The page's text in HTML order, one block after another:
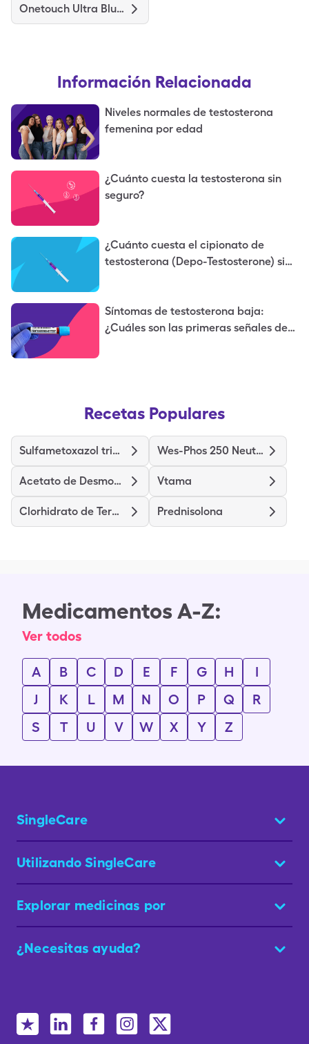
Onetouch Ultra Blue Test
Información Relacionada
Niveles normales de testosterona
femenina por edad
¿Cuánto cuesta la testosterona sin
seguro?
¿Cuánto cuesta el cipionato de
testosterona (Depo-Testosterone) sin
Síntomas de testosterona baja:
¿Cuáles son las primeras señales de
Recetas Populares
Sulfametoxazol trimetoprima Wes-Phos 250 Neutral
Acetato de Desmopresina Vtama
Clorhidrato de Terazosina Prednisolona
Medicamentos A-Z:
Ver todos
A B C D E F G H
I
J
K L M N O P Q
R
S
T U V W X Y Z
SingleCare
Utilizando SingleCare
Explorar medicinas por
¿Necesitas ayuda?